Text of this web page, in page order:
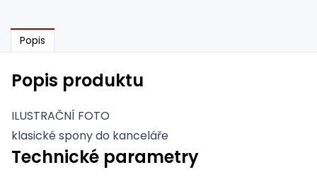
Popis
Popis produktu
ILUSTRAČNÍ FOTO
klasické spony do kanceláře
Technické parametry